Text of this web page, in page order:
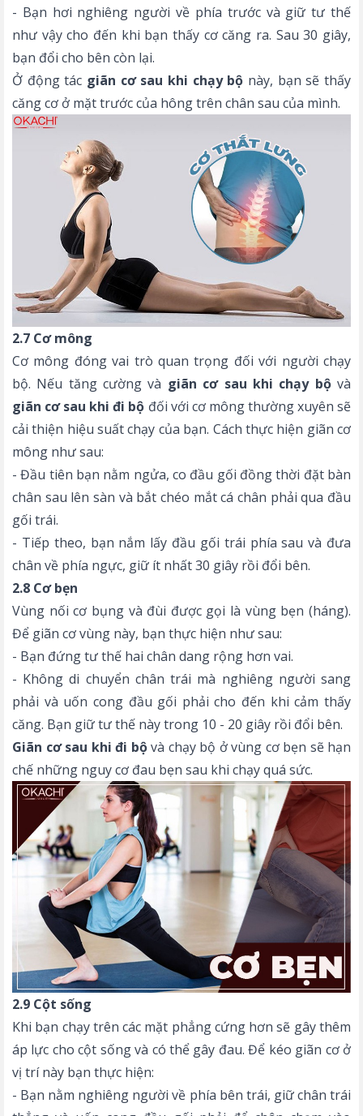
- Bạn hơi nghiêng người về phía trước và giữ tư thế
như vậy cho đến khi bạn thấy cơ căng ra. Sau 30 giây,
bạn đổi cho bên còn lại.
Ở động tác giãn cơ sau khi chạy bộ này, bạn sẽ thấy
căng cơ ở mặt trước của hông trên chân sau của mình.
2.7 Cơ mông
Cơ mông đóng vai trò quan trọng đối với người chạy
bộ. Nếu tăng cường và giãn cơ sau khi chạy bộvà
giãn cơ sau khi đi bộ đối với cơ mông thường xuyên sẽ
cải thiện hiệu suất chạy của bạn. Cách thực hiện giãn cơ
mông như sau:
- Đầu tiên bạn nằm ngửa, co đầu gối đồng thời đặt bàn
chân sau lên sàn và bắt chéo mắt cá chân phải qua đầu
gối trái.
- Tiếp theo, bạn nắm lấy đầu gối trái phía sau và đưa
chân về phía ngực, giữ ít nhất 30 giây rồi đổi bên.
2.8 Cơ bẹn
Vùng nối cơ bụng và đùi được gọi là vùng bẹn (háng).
Để giãn cơ vùng này, bạn thực hiện như sau:
- Bạn đứng tư thế hai chân dang rộng hơn vai.
- Không di chuyển chân trái mà nghiêng người sang
phải và uốn cong đầu gối phải cho đến khi cảm thấy
căng. Bạn giữ tư thế này trong 10 - 20 giây rồi đổi bên.
Giãn cơ sau khi đi bộvà chạy bộ ở vùng cơ bẹn sẽ hạn
chế những nguy cơ đau bẹn sau khi chạy quá sức.
2.9 Cột sống
Khi bạn chạy trên các mặt phẳng cứng hơn sẽ gây thêm
áp lực cho cột sống và có thể gây đau. Để kéo giãn cơ ở
vị trí này bạn thực hiện:
- Bạn nằm nghiêng người về phía bên trái, giữ chân trái